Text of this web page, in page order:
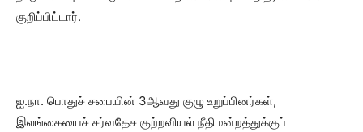
குறிப்பிட்டார்.
ஐ.நா. பொதுச் சபையின் 3ஆவது குழு உறுப்பினர்கள்,
இலங்கையைச் சர்வதேச குற்றவியல் நீதிமன்றத்துக்குப்